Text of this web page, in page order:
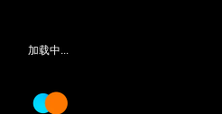
加载中...